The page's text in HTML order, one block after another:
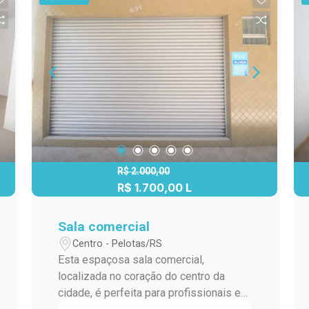
Vantagens da Localização: -
Proximidade de comércios,
restaurantes e serviços essenciais -
Fácil acesso ao transporte público -
Ambiente seguro e movimentado Não
perca a chance de viver em um dos
bairros mais centrais e vibrantes de
Pelotas. Entre em contato agora
mesmo para agendar uma visita e
conhecer seu novo apartamento!
Estamos à disposição para esclarecer
quaisquer dúvidas e ajudá-lo a
R$ 2.000,00
R$ 1.700,00 L
Sala comercial
Centro - Pelotas/RS
Esta espaçosa sala comercial,
localizada no coração do centro da
cidade, é perfeita para profissionais e